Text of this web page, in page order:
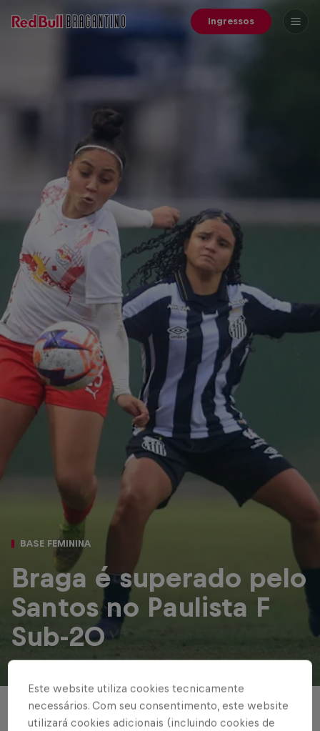
Ingressos
BASE FEMININA
Braga é superado pelo
Santos no Paulista F
Sub-20
A equipe retorna a campo na próxima
Este website utiliza cookies tecnicamente
necessários. Com seu consentimento, este website
utilizará cookies adicionais (incluindo cookies de